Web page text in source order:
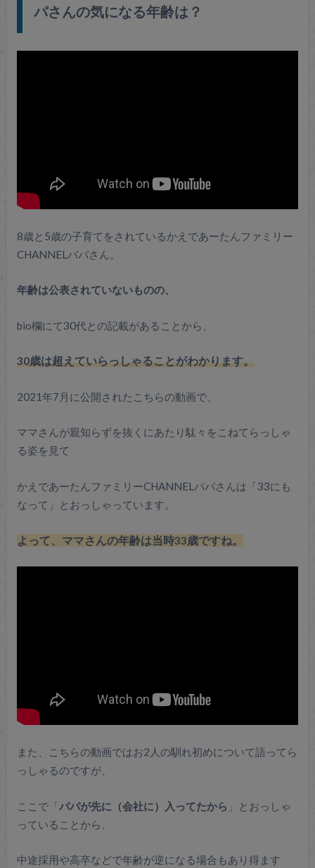
パさんの気になる年齢は？
8歳と5歳の子育てをされているかえであーたんファミリー
CHANNELパパさん。
年齢は公表されていないものの、
bio欄にて30代との記載があることから、
30歳は超えていらっしゃることがわかります。
2021年7月に公開されたこちらの動画で、
ママさんが親知らずを抜くにあたり駄々をこねてらっしゃ
る姿を見て
かえであーたんファミリーCHANNELパパさんは「33にも
なって」とおっしゃっています。
よって、ママさんの年齢は当時33歳ですね。
また、こちらの動画ではお2人の馴れ初めについて語ってら
っしゃるのですが、
ここで「パパが先に（会社に）入ってたから 」とおっしゃ
っていることから、
中途採用や高卒などで年齢が逆になる場合もあり得ます